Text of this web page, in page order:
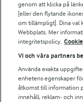
Följ oss
genom att klicka på
[eller den flytande
om tillämpligt]. Dina val
Webbplats. Mer
integritetspolicy.
Vi och våra partners
Använda exakta
enhetens egenskaper
åtkomst till information
innehåll, reklam- och